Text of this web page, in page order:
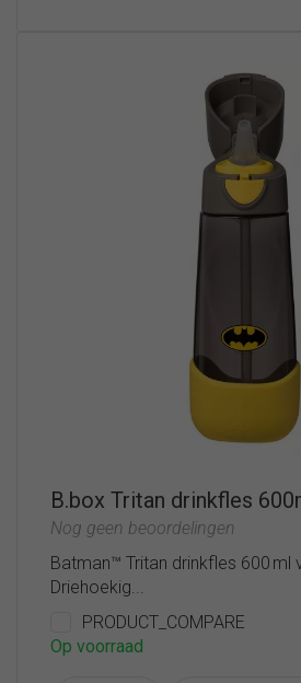
B.box Tritan drinkfles
Nog geen beoordelingen
Batman™ Tritan drinkfles 600 ml
Driehoekig...
PRODUCT_COMPARE
Op voorraad